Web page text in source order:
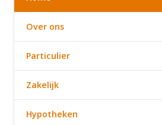
Over ons
Particulier
Zakelijk
Hypotheken